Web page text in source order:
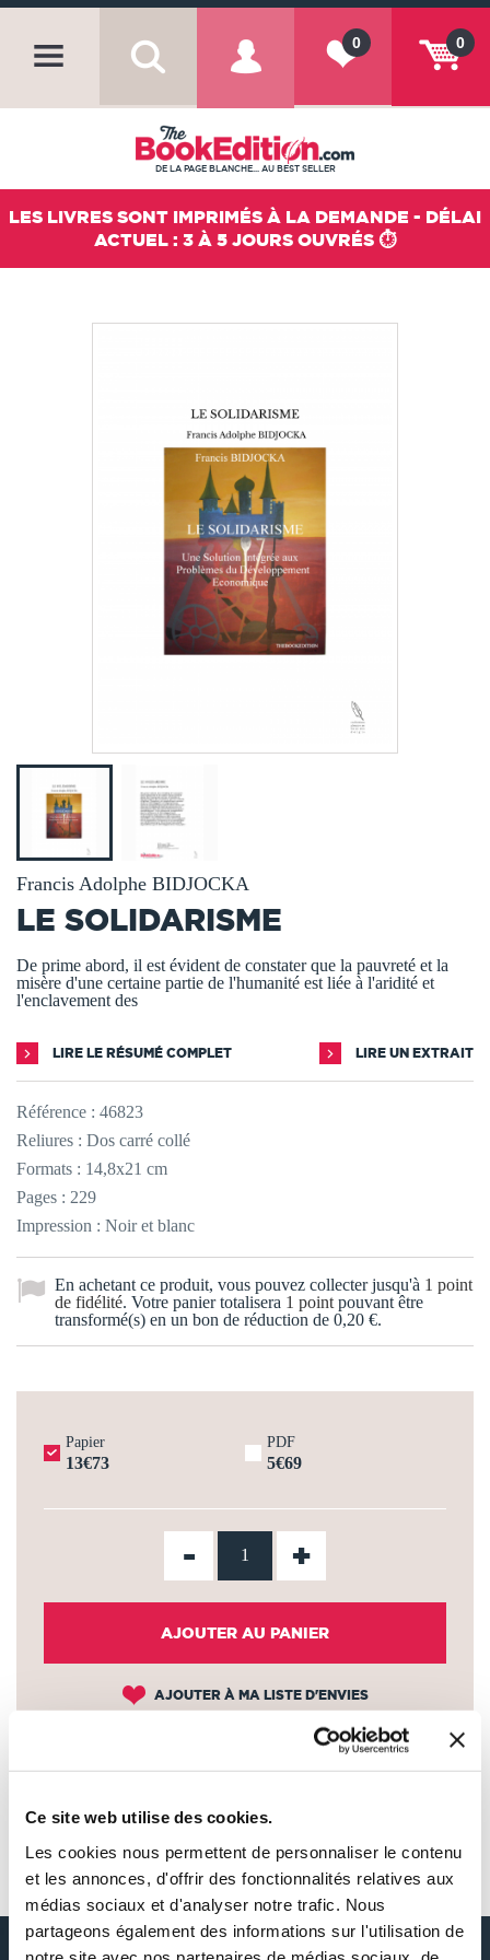
Ce site web utilise des cookies.
Les cookies nous permettent de personnaliser le contenu
et les annonces, d'offrir des fonctionnalités relatives aux
médias sociaux et d'analyser notre trafic. Nous
partageons également des informations sur l'utilisation de
0
0
DE LA PAGE BLANCHE... AU BEST SELLER
LES LIVRES SONT IMPRIMÉS À LA DEMANDE - DÉLAI
ACTUEL : 3 À 5 JOURS OUVRÉS ⏱️
Francis Adolphe BIDJOCKA
LE SOLIDARISME
De prime abord, il est évident de constater que la pauvreté et la
misère d'une certaine partie de l'humanité est liée à l'aridité et
l'enclavement des
LIRE LE RÉSUMÉ COMPLET LIRE UN EXTRAIT
Référence : 46823
Reliures : Dos carré collé
Formats : 14,8x21 cm
Pages : 229
Impression : Noir et blanc
En achetant ce produit, vous pouvez collecter jusqu'à 1 point
de fidélité. Votre panier totalisera 1 point pouvant être
transformé(s) en un bon de réduction de 0,20 €.
Papier
13€73
PDF
5€69
- +
AJOUTER AU PANIER
AJOUTER À MA LISTE D'ENVIES
AUTOUR DE FRANCIS ADOLPHE
BIDJOCKA